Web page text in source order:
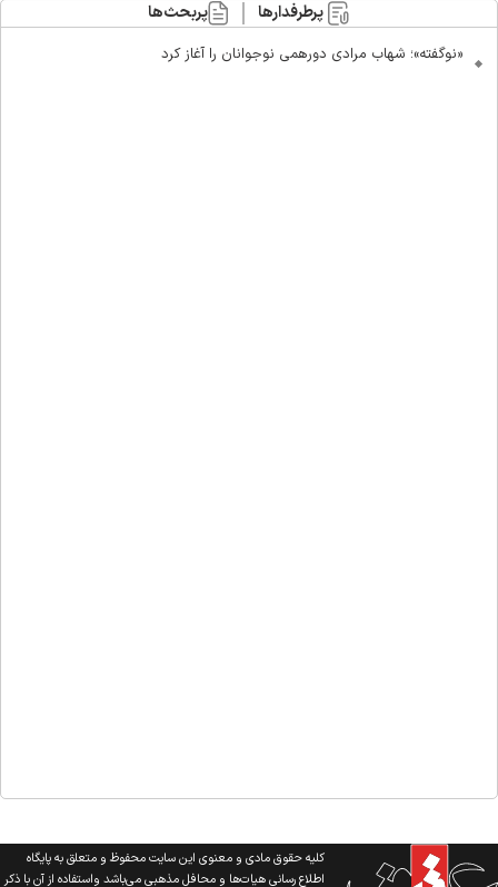
پرطرفدارها پربحث‌ها
«نوگفته»؛ شهاب مرادی دورهمی نوجوانان را آغاز کرد
کلیه حقوق مادی و معنوی این سایت محفوظ و متعلق به پایگاه
اطلاع رسانی هیات‌ها و محافل مذهبی می‌باشد واستفاده از آن با ذکر